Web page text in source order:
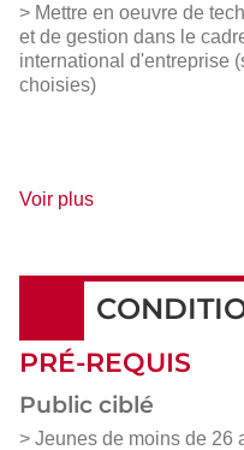
> Mettre en oeuvre de
et de gestion dans le
international d'entreprise
choisies)
Voir plusde
PRÉ-REQUIS
Public ciblé
> Jeunes de moins de 26